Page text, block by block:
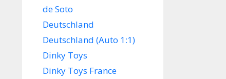
de Soto
Deutschland
Deutschland (Auto 1:1)
Dinky Toys
Dinky Toys France